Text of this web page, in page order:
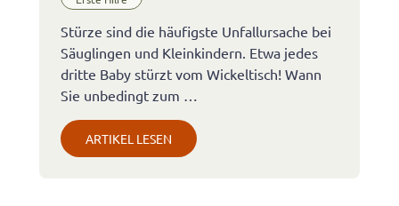
Stürze sind die häufigste Unfallursache bei
Säuglingen und Kleinkindern. Etwa jedes
dritte Baby stürzt vom Wickeltisch! Wann
Sie unbedingt zum …
ARTIKEL LESEN